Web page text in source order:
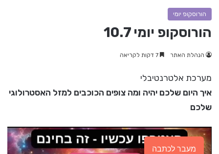
הורוסקופ יומי
הורוסקופ יומי 10.7
הנהלת האתר
מערכת אלטרנטיבלי
איך היום שלכם יהיה ומה צופים הכוכבים למזל האסטרולוגי
שלכם
מעבר לכתבה